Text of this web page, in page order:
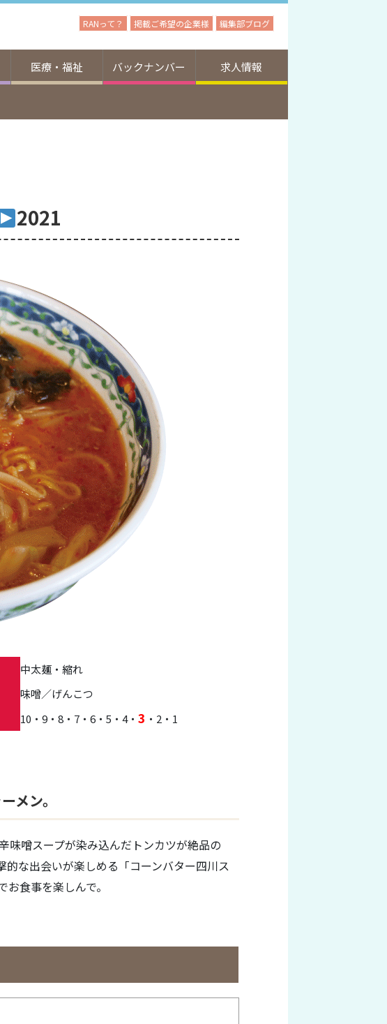
RANって？ 掲載ご希望の企業様 編集部ブログ
医療・福祉 バックナンバー 求人情報
2021
中太麺・縮れ
味噌／げんこつ
10・9・8・7・6・5・4・ 3 ・2・1
メン。
味噌スープが染み込んだトンカツが絶品の
的な出会いが楽しめる「コーンバター四川ス
食事を楽しんで。